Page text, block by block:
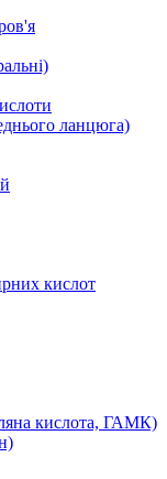
ланцюга)
кислот
кислота, ГАМК)